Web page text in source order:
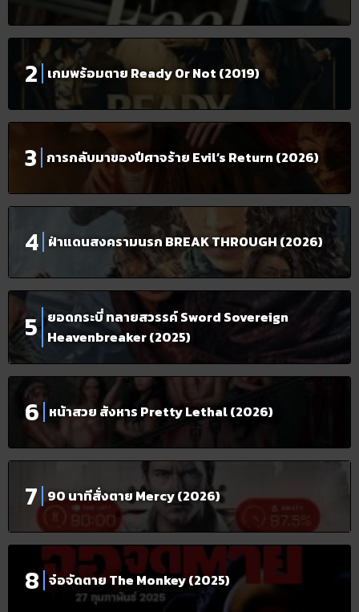
เกมพร้อมตาย Ready Or Not (2019)
การกลับมาของปีศาจร้าย Evil’s Return (2026)
ฝ่าแดนสงครามนรก BREAK THROUGH (2026)
ยอดกระบี่ ทลายสวรรค์ Sword Sovereign
Heavenbreaker (2025)
หน้าสวย สังหาร Pretty Lethal (2026)
90 นาทีสั่งตาย Mercy (2026)
จ๋อจัดตาย The Monkey (2025)